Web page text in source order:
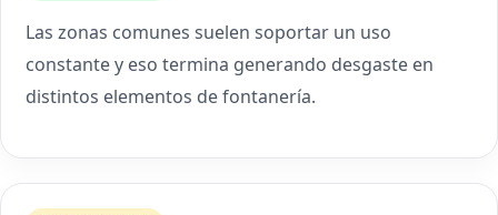
Las zonas comunes suelen soportar un uso
constante y eso termina generando desgaste en
distintos elementos de fontanería.